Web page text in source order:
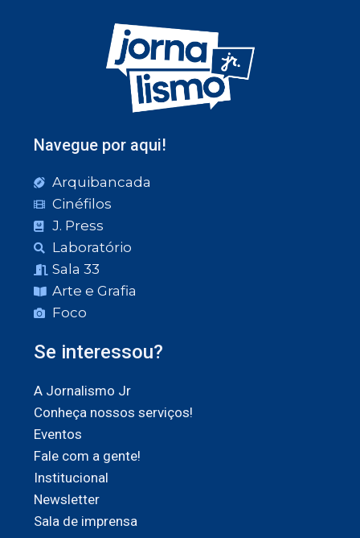
Navegue por aqui!
Arquibancada
Cinéfilos
J. Press
Laboratório
Sala 33
Arte e Grafia
Foco
Se interessou?
A Jornalismo Jr
Conheça nossos serviços!
Eventos
Fale com a gente!
Institucional
Newsletter
Sala de imprensa